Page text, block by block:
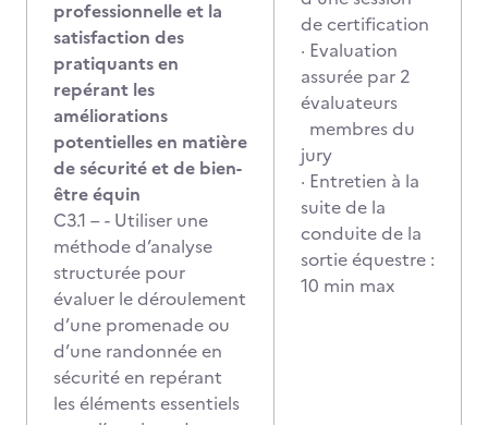
professionnelle et la
satisfaction des
pratiquants en
repérant les
améliorations
potentielles en matière
de sécurité et de bien-
être équin
C3.1 – - Utiliser une
méthode d’analyse
structurée pour
évaluer le déroulement
d’une promenade ou
d’une randonnée en
sécurité en repérant
les éléments essentiels
de certification
· Evaluation
assurée par 2
évaluateurs
membres du
jury
· Entretien à la
suite de la
conduite de la
sortie équestre :
10 min max